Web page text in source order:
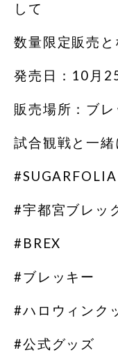
して
数量限定販売と
発売日：10月
販売場所：ブ
試合観戦と一
#SUGARFOLIA
#宇都宮ブレッ
#BREX
#ブレッキー
#ハロウィンク
#公式グッズ